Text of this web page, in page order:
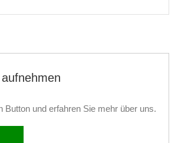
Button und erfahren Sie mehr über uns.